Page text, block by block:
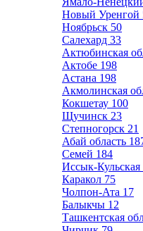
Новый Уренгой
Ноябрьск 50
Салехард 33
Актюбинская
Актобе 198
Астана 198
Акмолинская
Кокшетау 100
Щучинск 23
Степногорск 21
Абай область
Семей 184
Иссык-Кульская
Каракол 75
Чолпон-Ата 17
Балыкчы 12
Ташкентская